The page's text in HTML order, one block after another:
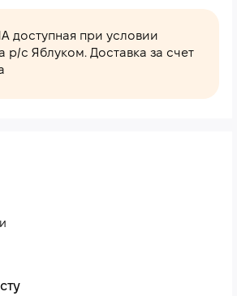
доступная при условии
р/с Яблуком. Доставка за счет